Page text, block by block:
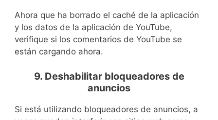
Ahora que ha borrado el caché de la aplicación
y los datos de la aplicación de YouTube,
verifique si los comentarios de YouTube se
están cargando ahora.
9. Deshabilitar bloqueadores de
anuncios
Si está utilizando bloqueadores de anuncios, a